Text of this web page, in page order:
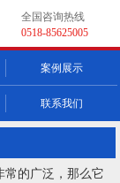
全国咨询热线
0518-85625005
案例展示
联系我们
的广泛，那么它